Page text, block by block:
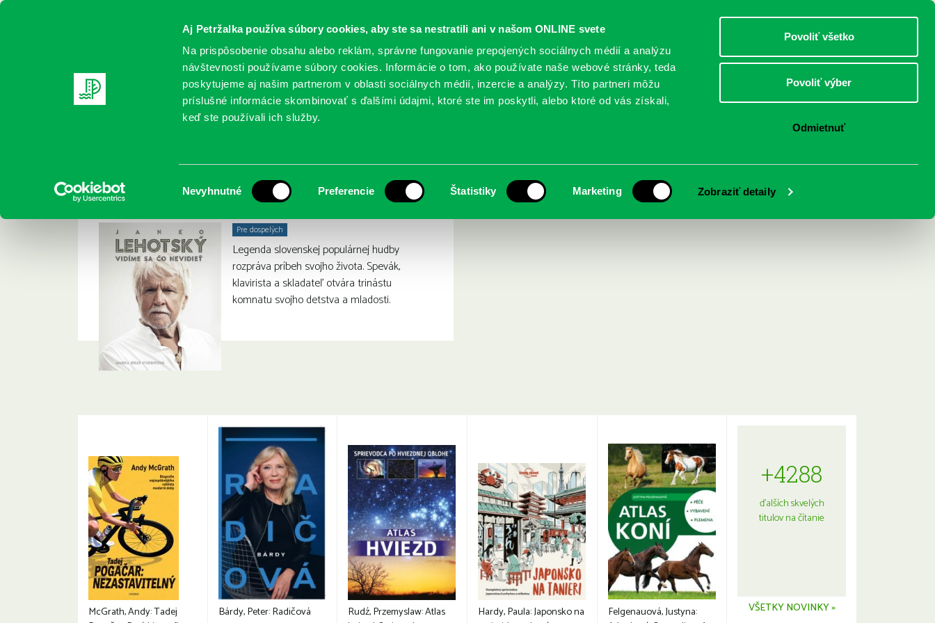
Aj Petržalka používa súbory cookies, aby ste sa nestratili ani v našom ONLINE svete
Na prispôsobenie obsahu alebo reklám, správne fungovanie prepojených sociálnych médií a analýzu
návštevnosti používame súbory cookies. Informácie o tom, ako používate naše webové stránky, teda
poskytujeme aj našim partnerom v oblasti sociálnych médií, inzercie a analýzy. Títo partneri môžu
príslušné informácie skombinovať s ďalšími údajmi, ktoré ste im poskytli, alebo ktoré od vás získali,
keď ste používali ich služby.
súhlasu
Nevyhnutné Preferencie Štatistiky Marketing Zobraziť detaily
Povoliť všetko
Povoliť výber
Odmietnuť
DOSPELÍ
REGISTRUJTE SA ONLINE KATALÓGY SLUŽBY PODUJATIA POBOČKY O KNIŽNICI
Marika Studeničová: Janko Lehotský : vidíme sa čo nevidieť
Pre dospelých
Legenda slovenskej populárnej hudby
rozpráva príbeh svojho života. Spevák,
klavirista a skladateľ otvára trinástu
komnatu svojho detstva a mladosti.
McGrath, Andy: Tadej
Bárdy, Peter: Radičová
Rudź, Przemyslaw: Atlas
Hardy, Paula: Japonsko na
Felgenauová, Justyna:
+4288
ďalších skvelých
titulov na čítanie
VŠETKY NOVINKY »